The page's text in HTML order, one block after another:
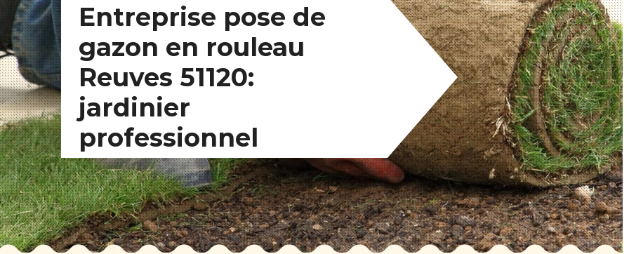
Entreprise pose de
gazon en rouleau
Reuves 51120:
jardinier
professionnel